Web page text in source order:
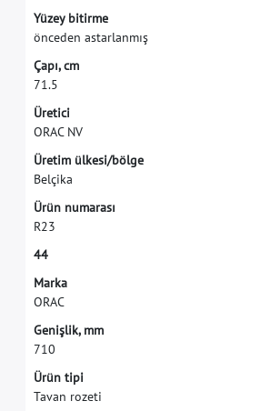
Yüzey bitirme
önceden astarlanmış
Çapı, cm
71.5
Üretici
ORAC NV
Üretim ülkesi/bölge
Belçika
Ürün numarası
R23
44
Marka
ORAC
Genişlik, mm
710
Ürün tipi
Tavan rozeti